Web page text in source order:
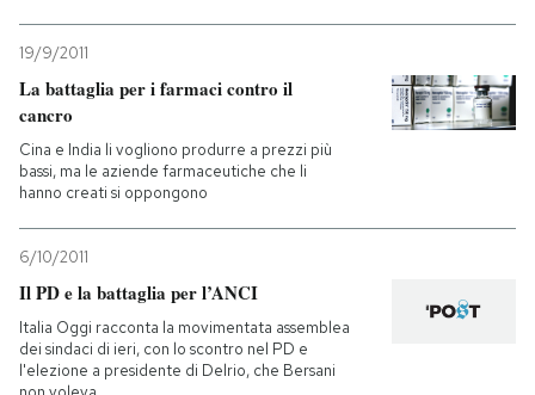
19/9/2011
La battaglia per i farmaci contro il
cancro
Cina e India li vogliono produrre a prezzi più
bassi, ma le aziende farmaceutiche che li
hanno creati si oppongono
6/10/2011
Il PD e la battaglia per l’ANCI
Italia Oggi racconta la movimentata assemblea
dei sindaci di ieri, con lo scontro nel PD e
l'elezione a presidente di Delrio, che Bersani